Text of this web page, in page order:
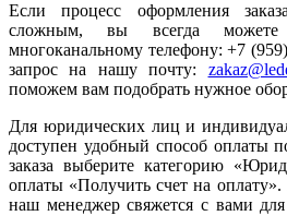
Если процесс оформления
сложным, вы всегда
многоканальному телефону: +7
запрос на нашу почту:
поможем вам подобрать нужное
Для юридических лиц и
доступен удобный способ оплаты
заказа выберите категорию
оплаты «Получить счет на
наш менеджер свяжется с вами